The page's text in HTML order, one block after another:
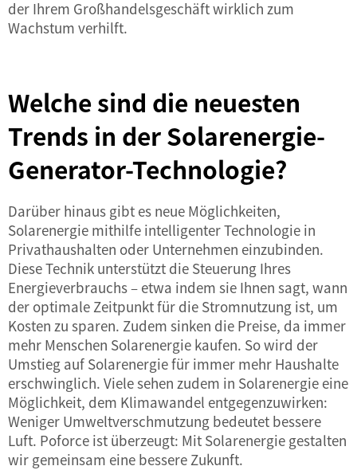
der Ihrem Großhandelsgeschäft wirklich zum
Wachstum verhilft.
Welche sind die neuesten
Trends in der Solarenergie-
Generator-Technologie?
Darüber hinaus gibt es neue Möglichkeiten,
Solarenergie mithilfe intelligenter Technologie in
Privathaushalten oder Unternehmen einzubinden.
Diese Technik unterstützt die Steuerung Ihres
Energieverbrauchs – etwa indem sie Ihnen sagt, wann
der optimale Zeitpunkt für die Stromnutzung ist, um
Kosten zu sparen. Zudem sinken die Preise, da immer
mehr Menschen Solarenergie kaufen. So wird der
Umstieg auf Solarenergie für immer mehr Haushalte
erschwinglich. Viele sehen zudem in Solarenergie eine
Möglichkeit, dem Klimawandel entgegenzuwirken:
Weniger Umweltverschmutzung bedeutet bessere
Luft. Poforce ist überzeugt: Mit Solarenergie gestalten
wir gemeinsam eine bessere Zukunft.